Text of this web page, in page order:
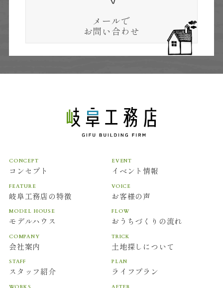
メールで
お問い合わせ
CONCEPT
コンセプト
FEATURE
岐阜工務店の特徴
MODEL HOUSE
モデルハウス
COMPANY
会社案内
STAFF
スタッフ紹介
EVENT
イベント情報
VOICE
お客様の声
FLOW
おうちづくりの流れ
TRICK
土地探しについて
PLAN
ライフプラン